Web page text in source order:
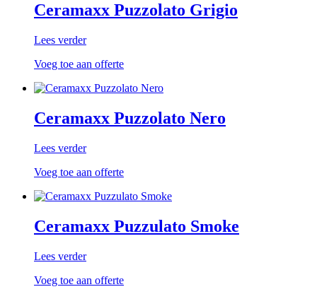
Ceramaxx Puzzolato Grigio
Lees verder
Voeg toe aan offerte
Ceramaxx Puzzolato Nero
Lees verder
Voeg toe aan offerte
Ceramaxx Puzzulato Smoke
Lees verder
Voeg toe aan offerte